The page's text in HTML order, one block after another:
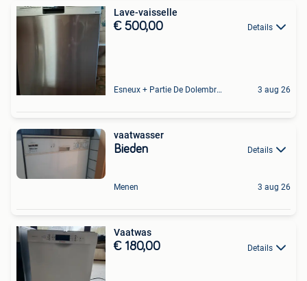
Lave-vaisselle
€ 500,00 Details
Esneux + Partie De Dolembreux 3 aug 26
vaatwasser
Bieden Details
Menen 3 aug 26
Vaatwas
€ 180,00 Details